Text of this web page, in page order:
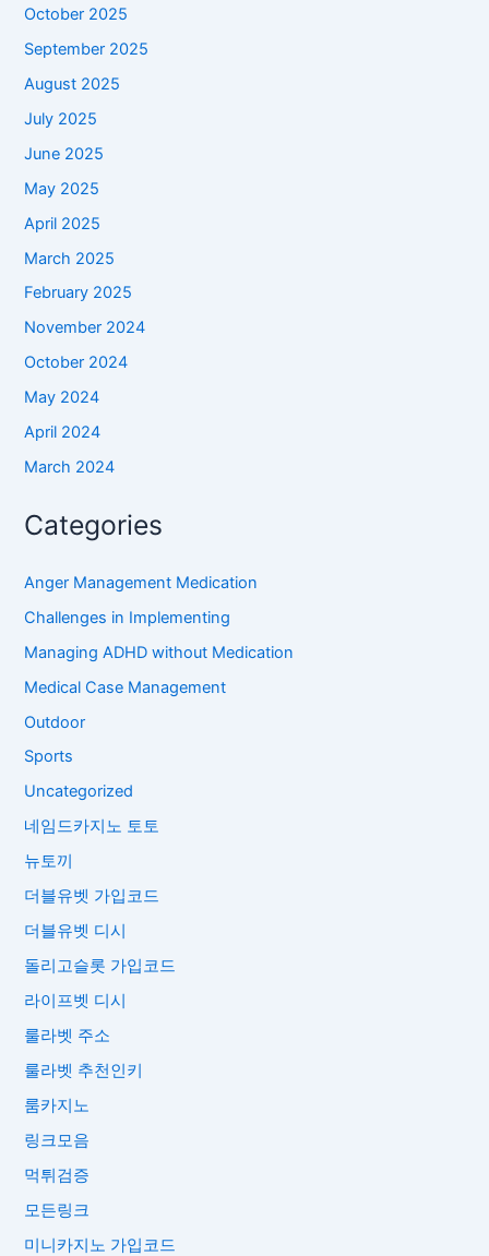
October 2025
September 2025
August 2025
July 2025
June 2025
May 2025
April 2025
March 2025
February 2025
November 2024
October 2024
May 2024
April 2024
March 2024
Categories
Anger Management Medication
Challenges in Implementing
Managing ADHD without Medication
Medical Case Management
Outdoor
Sports
Uncategorized
네임드카지노 토토
뉴토끼
더블유벳 가입코드
더블유벳 디시
돌리고슬롯 가입코드
라이프벳 디시
룰라벳 주소
룰라벳 추천인키
룸카지노
링크모음
먹튀검증
모든링크
미니카지노 가입코드